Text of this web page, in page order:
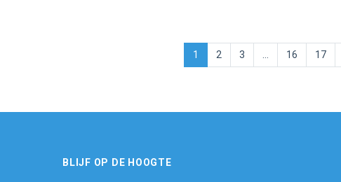
1 2 3 … 16 17
BLIJF OP DE HOOGTE